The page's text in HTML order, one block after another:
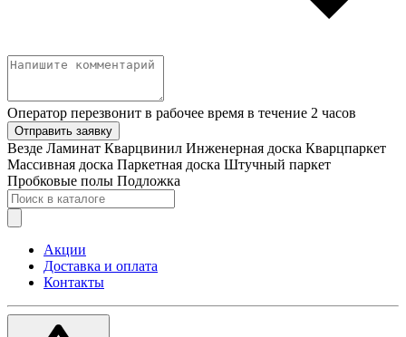
Оператор перезвонит в рабочее время в течение 2 часов
Отправить заявку
Везде Ламинат Кварцвинил Инженерная доска Кварцпаркет
Массивная доска Паркетная доска Штучный паркет
Пробковые полы Подложка
Акции
Доставка и оплата
Контакты